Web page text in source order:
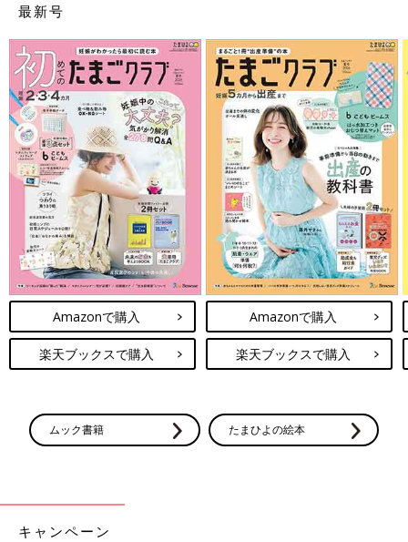
最新号
Amazonで購入
楽天ブックスで購入
Amazonで購入
楽天ブックスで購入
ムック書籍 たまひよの絵本
キャンペーン